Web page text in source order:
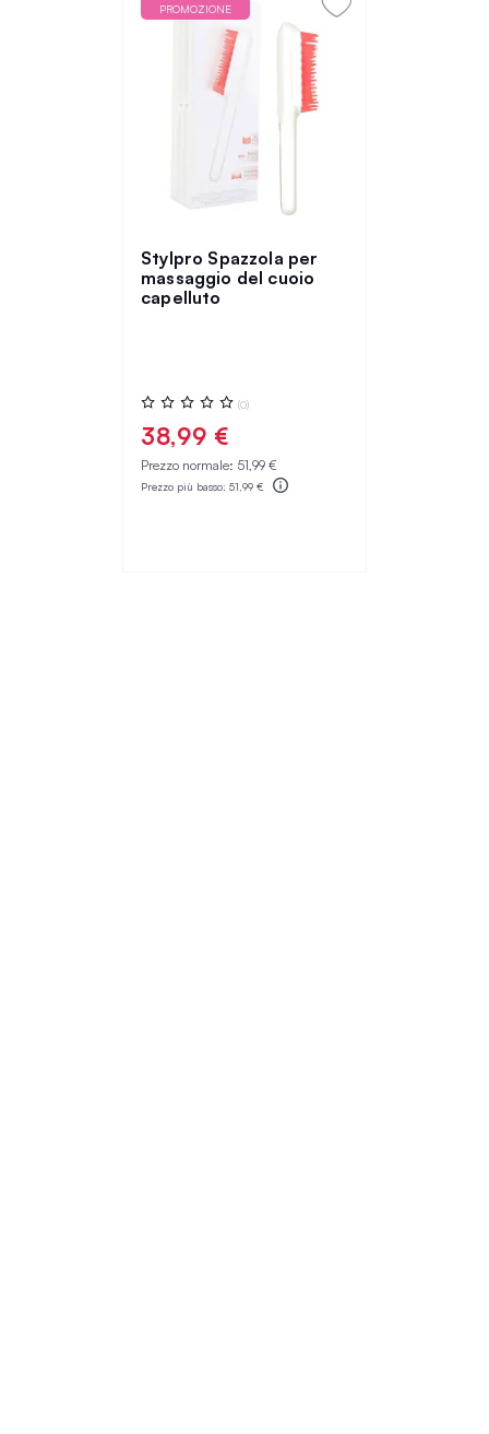
PROMOZIONE
Stylpro Spazzola per
massaggio del cuoio
capelluto
Valutazione:
0%
(0)
38,99 €
Prezzo normale: 51,99 €
Prezzo più basso: 51,99 €